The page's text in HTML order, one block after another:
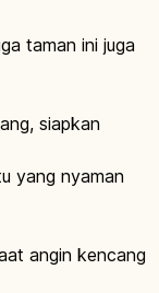
taman ini juga
siapkan
yang nyaman
angin kencang